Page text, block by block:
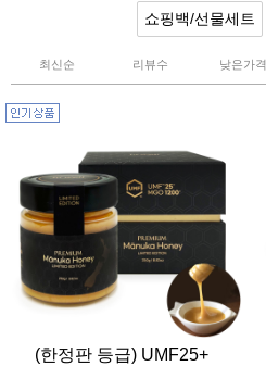
쇼핑백/선물세트
최신순 리뷰수 낮은가격
(한정판 등급) UMF25+